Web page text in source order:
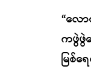
“လေ
ကဖွဲဖွဲ
မြစ်ရ